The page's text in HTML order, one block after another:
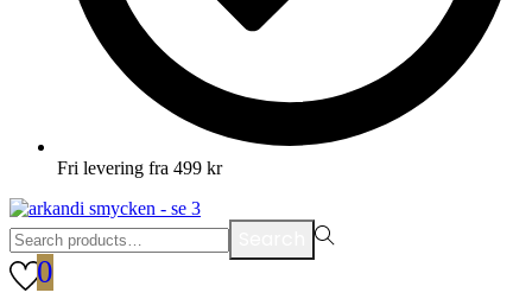
Fri levering fra 499 kr
Search
for:>
0